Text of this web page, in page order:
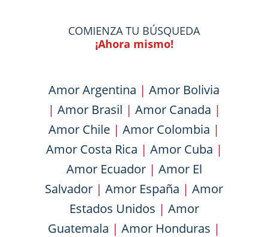
COMIENZA TU BÚSQUEDA
¡Ahora mismo!
Amor Argentina | Amor Bolivia
| Amor Brasil | Amor Canada |
Amor Chile | Amor Colombia |
Amor Costa Rica | Amor Cuba |
Amor Ecuador| Amor El
Salvador | Amor España | Amor
Estados Unidos | Amor
Guatemala | Amor Honduras |